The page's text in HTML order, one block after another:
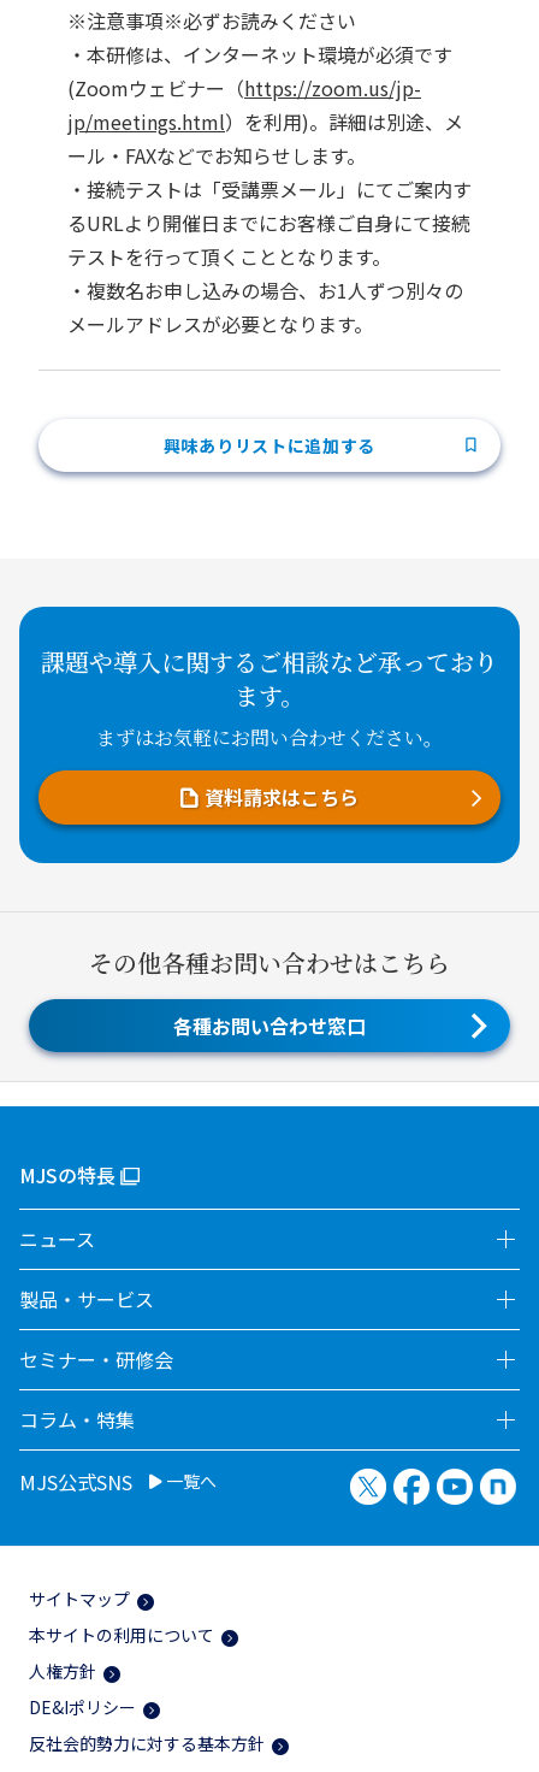
※注意事項※必ずお読みください
・本研修は、インターネット環境が必須です
(Zoomウェビナー（https://zoom.us/jp-
jp/meetings.html）を利用)。詳細は別途、メ
ール・FAXなどでお知らせします。
・接続テストは「受講票メール」にてご案内す
るURLより開催日までにお客様ご自身にて接続
テストを行って頂くこととなります。
・複数名お申し込みの場合、お1人ずつ別々の
メールアドレスが必要となります。
興味ありリストに追加する
課題や導入に関するご相談など承っており
ます。
まずはお気軽にお問い合わせください。
資料請求はこちら
その他各種お問い合わせはこちら
各種お問い合わせ窓口
MJSの特長
ニュース
製品・サービス
セミナー・研修会
コラム・特集
MJS公式SNS 一覧へ X（旧Twitter）
Facebook
サイトマップ
本サイトの利用について
人権方針
DE&Iポリシー
反社会的勢力に対する基本方針